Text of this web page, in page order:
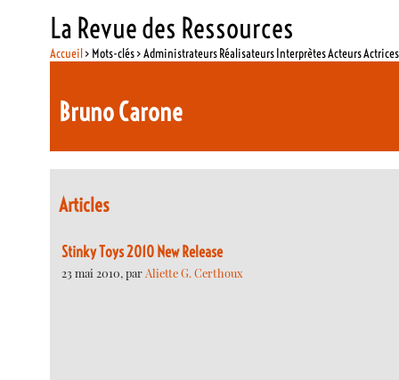
La Revue des Ressources
Accueil> Mots-clés > Administrateurs Réalisateurs Interprètes Acteurs
Bruno Carone
Articles
Stinky Toys 2010 New Release
23 mai 2010, parAliette G. Certhoux